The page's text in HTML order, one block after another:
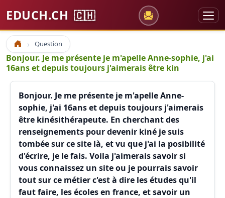
EDUCH.CH 🇨🇭
Accueil Question
Bonjour. Je me présente je m'apelle Anne-sophie, j'ai
16ans et depuis toujours j'aimerais être kin
Bonjour. Je me présente je m'apelle Anne-
sophie, j'ai 16ans et depuis toujours j'aimerais
être kinésithérapeute. En cherchant des
renseignements pour devenir kiné je suis
tombée sur ce site là, et vu que j'ai la posibilité
d'écrire, je le fais. Voila j'aimerais savoir si
vous connaissez un site ou je pourrais savoir
tout sur ce métier c'est à dire les études qu'il
faut faire, les écoles en france, et savoir un